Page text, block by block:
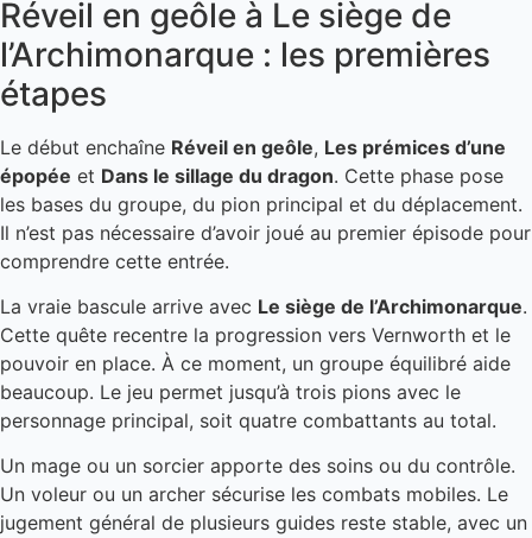
Réveil en geôle à Le siège de
l’Archimonarque : les premières
étapes
Le début enchaîne Réveil en geôle, Les prémices d’une
épopée et Dans le sillage du dragon. Cette phase pose
les bases du groupe, du pion principal et du déplacement.
Il n’est pas nécessaire d’avoir joué au premier épisode pour
comprendre cette entrée.
La vraie bascule arrive avec Le siège de l’Archimonarque.
Cette quête recentre la progression vers Vernworth et le
pouvoir en place. À ce moment, un groupe équilibré aide
beaucoup. Le jeu permet jusqu’à trois pions avec le
personnage principal, soit quatre combattants au total.
Un mage ou un sorcier apporte des soins ou du contrôle.
Un voleur ou un archer sécurise les combats mobiles. Le
jugement général de plusieurs guides reste stable, avec un